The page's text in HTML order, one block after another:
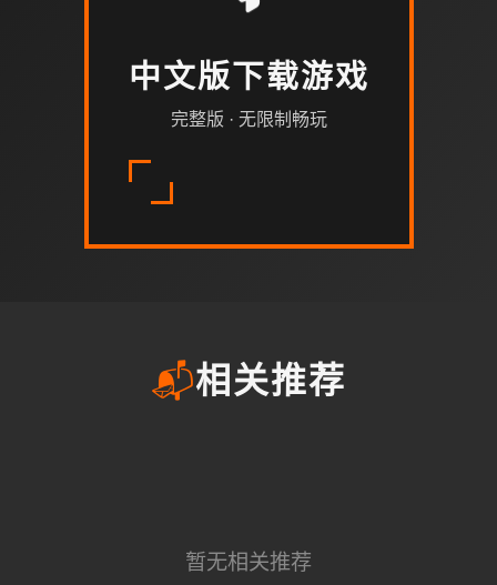
中文版下载游戏
完整版 · 无限制畅玩
📬相关推荐
暂无相关推荐